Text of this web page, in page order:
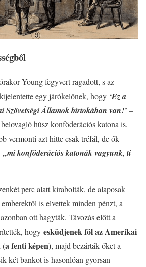
Young fegyvert ragadott, s az
egy járókelőnek, hogy ‘Ez a
Szövetségi Államok birtokában van!’ –
húsz konföderációs katona is.
vermonti azt hitte csak tréfál, de ők
„mi konföderációs katonák vagyunk, ti
perc alatt kirabolták, de alaposak
is elvettek minden pénzt, a
ott hagyták. Távozás előtt a
hogy esküdjenek föl az Amerikai
fenti képen), majd bezárták őket a
két bankot is hasonlóan gyorsan